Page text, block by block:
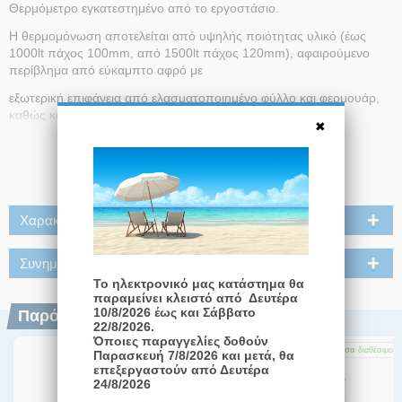
Θερμόμετρο εγκατεστημένο από το εργοστάσιο.
Η θερμομόνωση αποτελείται από υψηλής ποιότητας υλικό (έως
1000lt πάχος 100mm, από 1500lt πάχος 120mm), αφαιρούμενο
περίβλημα από εύκαμπτο αφρό με
εξωτερική επιφάνεια από ελασματοποιημένο φύλλο και φερμουάρ,
καθώς και ένα ανθεκτικό μαύρο μονωτικό κάλυμμα από
(Αντίσταση 1 1/2΄΄ βιδωτή).
Τύπος: AF 200 / 1M_C
Ονομαστικός όγκος: 198 lt
Θερμοκρασία λειτουργίας : 110 ° C
Θερμοκρασία αποθήκευση: 95 ° C
Μέγιστη πίεση δοχείου αποθήκευσης: 16 bar
Μέγιστη πίεση εναλλάκτη πόσιμου νερού: 10 bar
Διάμετρος: 540 mm
Χαρακτηριστικά
Συνημμένα
Παρόμοια Προϊόντα
Άμεσαδιαθέσιμο Άμεσα Άμεσα διαθέσιμο
Το ηλεκτρονικό μας κατάστημα θα
παραμείνει κλειστό από Δευτέρα
10/8/2026 έως και Σάββατο
22/8/2026.
Όποιες παραγγελίες δοθούν
Παρασκευή 7/8/2026 και μετά, θα
επεξεργαστούν από Δευτέρα
24/8/2026